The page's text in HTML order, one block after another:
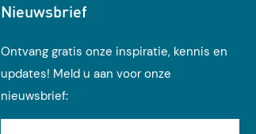
Nieuwsbrief
Ontvang gratis onze inspiratie, kennis en
updates! Meld u aan voor onze
nieuwsbrief: